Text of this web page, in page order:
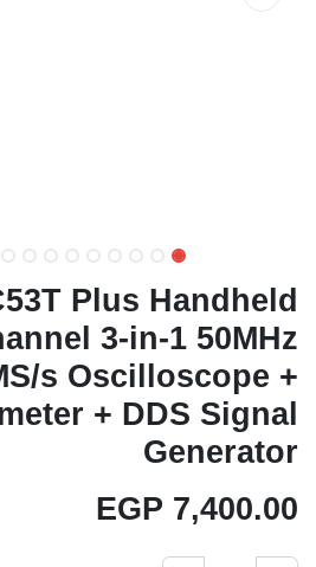
Plus Handheld
3-in-1 50MHz
s Oscilloscope +
+ DDS Signal
Generator
7,400.00
EGP